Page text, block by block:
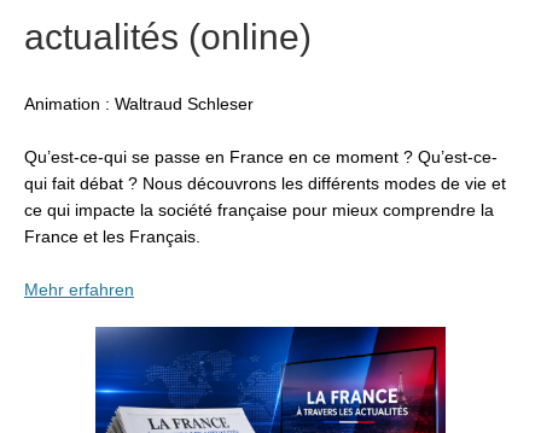
actualités (online)
Animation : Waltraud Schleser
Qu’est-ce-qui se passe en France en ce moment ? Qu’est-ce-
qui fait débat ? Nous découvrons les différents modes de vie et
ce qui impacte la société française pour mieux comprendre la
France et les Français.
Mehr erfahren